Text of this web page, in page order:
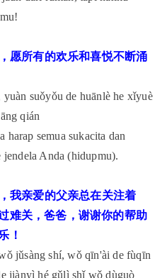
愿所有的欢乐和喜悦不断涌
suǒyǒu de huānlè he xǐyuè
qián
semua sukacita dan
jendela Anda (hidupmu).
我亲爱的父亲总在关注着
难关，爸爸，谢谢你的帮助
！
jǔsàng shí, wǒ qīn'ài de fùqīn
jiànyì hé gǔlì shǐ wǒ dùguò